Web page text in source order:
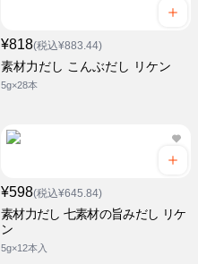
¥818(税込¥883.44)
素材力だし こんぶだし リケン
5g×28本
¥598(税込¥645.84)
素材力だし 七素材の旨みだし リケ
ン
5g×12本入